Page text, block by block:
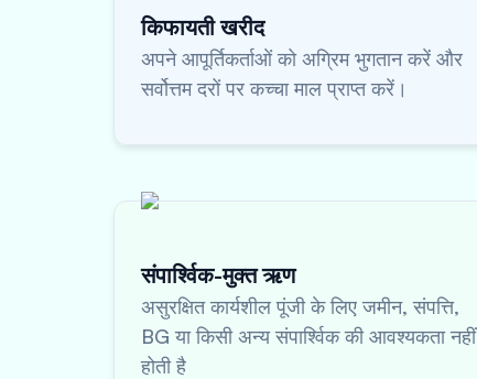
किफायती खरीद
अपने आपूर्तिकर्ताओं को अग्रिम भुगतान करें और
सर्वोत्तम दरों पर कच्चा माल प्राप्त करें।
संपार्श्विक-मुक्त ऋण
असुरक्षित कार्यशील पूंजी के लिए जमीन, संपत्ति,
BG या किसी अन्य संपार्श्विक की आवश्यकता नहीं
होती है